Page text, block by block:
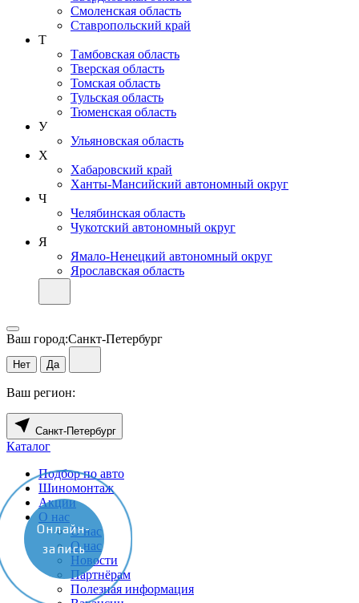
Смоленская область
Ставропольский край
Т
Тамбовская область
Тверская область
Томская область
Тульская область
Тюменская область
У
Ульяновская область
Х
Хабаровский край
Ханты-Мансийский автономный округ
Ч
Челябинская область
Чукотский автономный округ
Я
Ямало-Ненецкий автономный округ
Ярославская область
Ваш город:Санкт-Петербург
Нет Да
Ваш регион:
Санкт-Петербург
Каталог
Подбор по авто
Шиномонтаж
Акции
О нас
О нас
О нас
Новости
Партнёрам
Полезная информация
Онлайн-
запись